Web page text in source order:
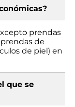
prendas
de
de piel) en
que se